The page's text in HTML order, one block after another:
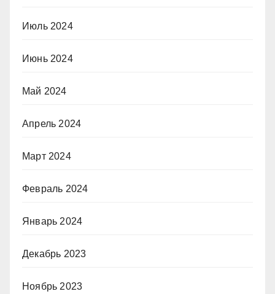
Июль 2024
Июнь 2024
Май 2024
Апрель 2024
Март 2024
Февраль 2024
Январь 2024
Декабрь 2023
Ноябрь 2023